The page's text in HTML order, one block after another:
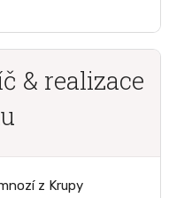
& realizace
z Krupy